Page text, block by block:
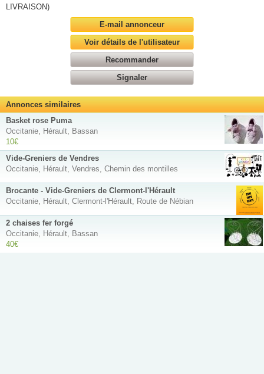
LIVRAISON)
E-mail annonceur
Voir détails de l'utilisateur
Recommander
Signaler
Annonces similaires
Basket rose Puma
Occitanie, Hérault, Bassan
10€
Vide-Greniers de Vendres
Occitanie, Hérault, Vendres, Chemin des montilles
Brocante - Vide-Greniers de Clermont-l'Hérault
Occitanie, Hérault, Clermont-l'Hérault, Route de Nébian
2 chaises fer forgé
Occitanie, Hérault, Bassan
40€